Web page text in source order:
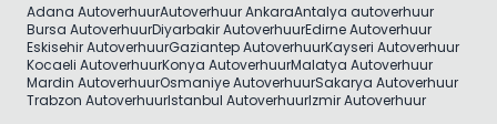
Adana AutoverhuurAutoverhuur AnkaraAntalya autoverhuur
Bursa AutoverhuurDiyarbakir AutoverhuurEdirne Autoverhuur
Eskisehir AutoverhuurGaziantep AutoverhuurKayseri Autoverhuur
Kocaeli AutoverhuurKonya AutoverhuurMalatya Autoverhuur
Mardin AutoverhuurOsmaniye AutoverhuurSakarya Autoverhuur
Trabzon AutoverhuurIstanbul AutoverhuurIzmir Autoverhuur